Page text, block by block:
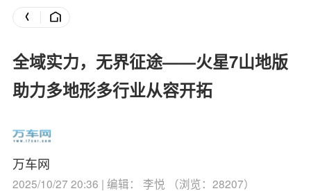
全域实力，无界征途——火星7山地版
助力多地形多行业从容开拓
万车网
2025/10/27 20:36 | 编辑： 李悦 （浏览：28207）